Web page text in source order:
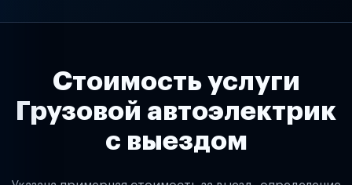
Стоимость услуги
Грузовой автоэлектрик
с выездом